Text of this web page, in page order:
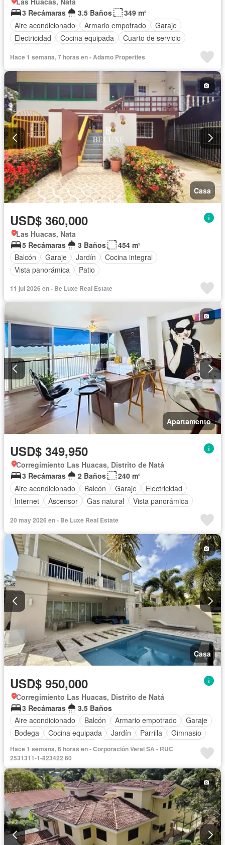
3 Recámaras
3.5 Baños
349 m²
Aire acondicionado
Armario empotrado
Garaje
Electricidad
Cocina equipada
Cuarto de servicio
Hace 1 semana, 7 horas en - Adamo Properties
Casa
USD$ 360,000
Las Huacas, Nata
5 Recámaras
3 Baños
454 m²
Balcón
Garaje Jardín
Cocina integral
Vista panorámica
Patio
11 jul 2026 en - Be Luxe Real Estate
Apartamento
USD$ 349,950
Corregimiento Las Huacas, Distrito de Natá
3 Recámaras
2 Baños
240 m²
Aire acondicionado
Balcón Garaje
Electricidad
Internet
Ascensor Gas natural
Vista panorámica
20 may 2026 en - Be Luxe Real Estate
Casa
USD$ 950,000
Corregimiento Las Huacas, Distrito de Natá
3 Recámaras
3.5 Baños
Aire acondicionado
Balcón Armario empotrado
Garaje
Bodega
Cocina equipada Jardín Parrilla
Gimnasio
Cocina integral
Jacuzzi Vista panorámica
Seguridad
Cuarto de servicio
Hace 1 semana, 6 horas en - Corporación Veral SA - RUC
2531311-1-823422 60